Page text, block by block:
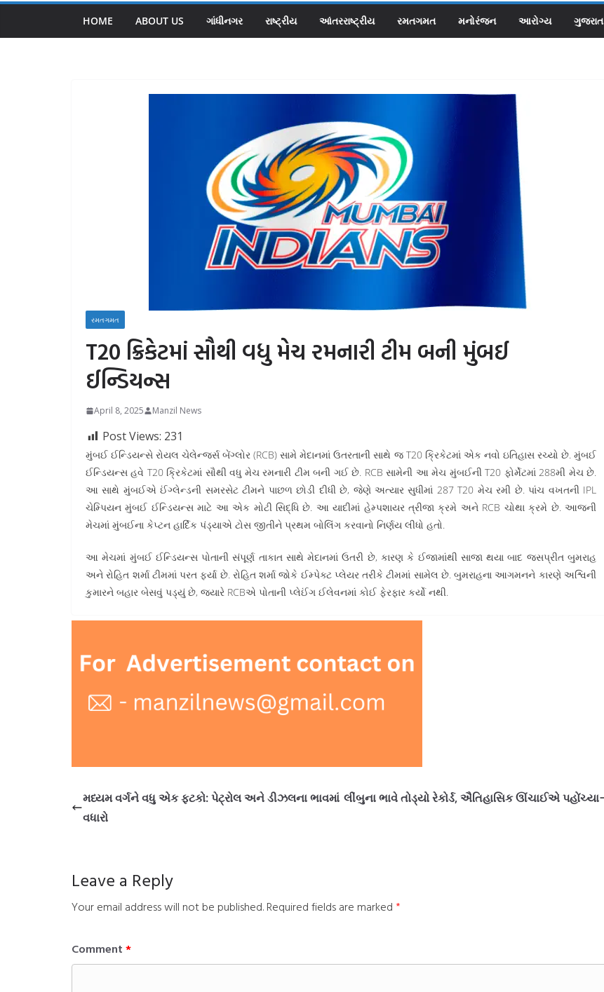
HOME ABOUT US ગાંધીનગર રાષ્ટ્રીય આંતરરાષ્ટ્રીય રમતગમત મનોરંજન આરોગ્ય ગુજરાત
રમતગમત
T20 ક્રિકેટમાં સૌથી વધુ મેચ રમનારી ટીમ બની મુંબઈ
ઈન્ડિયન્સ
April 8, 2025 Manzil News
Post Views: 231
મુંબઈ ઈન્ડિયન્સે રોયલ ચેલેન્જર્સ બેંગ્લોર (RCB) સામે મેદાનમાં ઉતરતાની સાથે જ T20 ક્રિકેટમાં એક નવો ઇતિહાસ રચ્યો છે. મુંબઈ
ઈન્ડિયન્સ હવે T20 ક્રિકેટમાં સૌથી વધુ મેચ રમનારી ટીમ બની ગઈ છે. RCB સામેની આ મેચ મુંબઈની T20 ફોર્મેટમાં 288મી મેચ છે.
આ સાથે મુંબઈએ ઈંગ્લેન્ડની સમરસેટ ટીમને પાછળ છોડી દીધી છે, જેણે અત્યાર સુધીમાં 287 T20 મેચ રમી છે. પાંચ વખતની IPL
ચેમ્પિયન મુંબઈ ઈન્ડિયન્સ માટે આ એક મોટી સિદ્ધિ છે. આ યાદીમાં હેમ્પશાયર ત્રીજા ક્રમે અને RCB ચોથા ક્રમે છે. આજની
મેચમાં મુંબઈના કેપ્ટન હાર્દિક પંડ્યાએ ટોસ જીતીને પ્રથમ બોલિંગ કરવાનો નિર્ણય લીધો હતો.
આ મેચમાં મુંબઈ ઈન્ડિયન્સ પોતાની સંપૂર્ણ તાકાત સાથે મેદાનમાં ઉતરી છે, કારણ કે ઈજામાંથી સાજા થયા બાદ જસપ્રીત બુમરાહ
અને રોહિત શર્મા ટીમમાં પરત ફર્યા છે. રોહિત શર્મા જોકે ઈમ્પેક્ટ પ્લેયર તરીકે ટીમમાં સામેલ છે. બુમરાહના આગમનને કારણે અશ્વિની
કુમારને બહાર બેસવું પડ્યું છે, જ્યારે RCBએ પોતાની પ્લેઈંગ ઈલેવનમાં કોઈ ફેરફાર કર્યો નથી.
મધ્યમ વર્ગને વધુ એક ફટકો: પેટ્રોલ અને ડીઝલના ભાવમાં
વધારો
લીંબુના ભાવે તોડ્યો રેકોર્ડ, ઐતિહાસિક ઊંચાઈએ પહોંચ્યા
Leave a Reply
Your email address will not be published. Required fields are marked *
Comment *